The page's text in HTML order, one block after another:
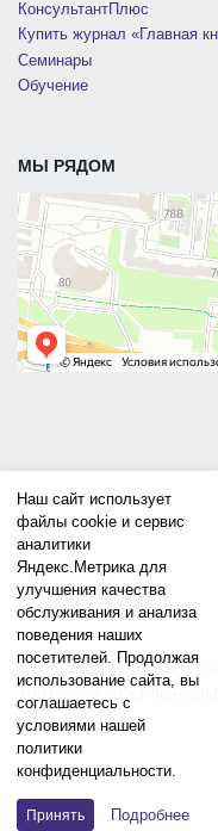
КонсультантПлюс
Купить журнал «Главная
Семинары
Обучение
МЫ РЯДОМ
Политика защиты и
1991-2026 ООО
Наш сайт использует
файлы cookie и сервис
аналитики
Яндекс.Метрика для
улучшения качества
обслуживания и анализа
поведения наших
посетителей. Продолжая
использование сайта, вы
соглашаетесь с
условиями нашей
политики
конфиденциальности.
Принять Подробнее